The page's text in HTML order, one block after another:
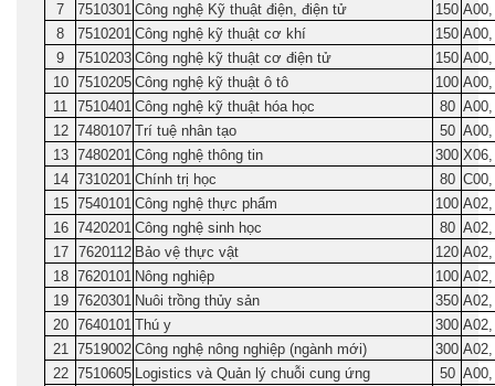
7
7510301 Công nghệ Kỹ thuật điện, điện tử 150
8
7510201 Công nghệ kỹ thuật cơ khí 150
9
7510203 Công nghệ kỹ thuật cơ điện tử 150
10 7510205 Công nghệ kỹ thuật ô tô 100
11 7510401 Công nghệ kỹ thuật hóa học 80
12 7480107 Trí tuệ nhân tạo 50
13 7480201 Công nghệ thông tin 300
14 7310201 Chính trị học 80
15 7540101 Công nghệ thực phẩm 100
16 7420201 Công nghệ sinh học 80
17
7620112 Bảo vệ thực vật 120
18 7620101 Nông nghiệp 100
19 7620301 Nuôi trồng thủy sản 350
20 7640101 Thú y 300
21 7519002 Công nghệ nông nghiệp (ngành mới) 300
22 7510605 Logistics và Quản lý chuỗi cung ứng 50